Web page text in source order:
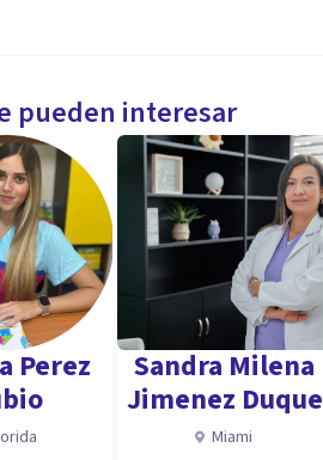
pueden interesar
Perez
Sandra Milena
Jimenez Duque
Miami